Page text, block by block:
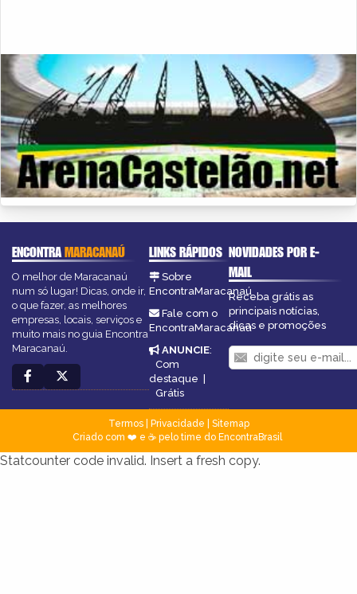
ENCONTRAMARACANAÚ
O melhor de Maracanaú
num só lugar! Dicas, onde ir,
o que fazer, as melhores
empresas, locais, serviços e
muito mais no guia Encontra
Maracanaú.
LINKS RÁPIDOS
Sobre
EncontraMaracanaú
Fale com o
EncontraMaracanaú
ANUNCIE:
Com
destaque
Grátis
NOVIDADES POR E-
MAIL
Receba grátis as
principais notícias,
dicas e promoções
Termos| Privacidade
Sitemap
Criado com ❤️ e ☕ pelo time do EncontraBrasil
Statcounter code invalid. Insert a fresh copy.